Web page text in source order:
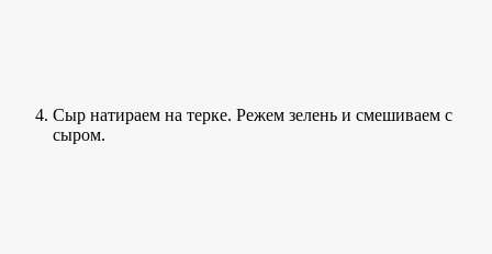
Сыр натираем на терке. Режем зелень и смешиваем с
сыром.